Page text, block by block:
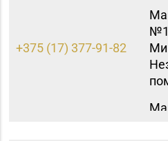
+375 (17) 377-91-82